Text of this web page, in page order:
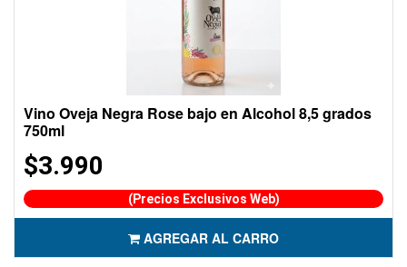
Vino Oveja Negra Rose bajo en Alcohol 8,5 grados
750ml
$3.990
(Precios Exclusivos Web)
AGREGAR AL CARRO